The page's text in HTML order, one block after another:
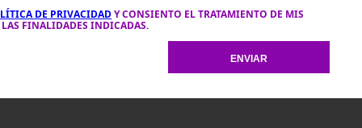
DE PRIVACIDADY CONSIENTO EL TRATAMIENTO DE MIS
LAS FINALIDADES INDICADAS.